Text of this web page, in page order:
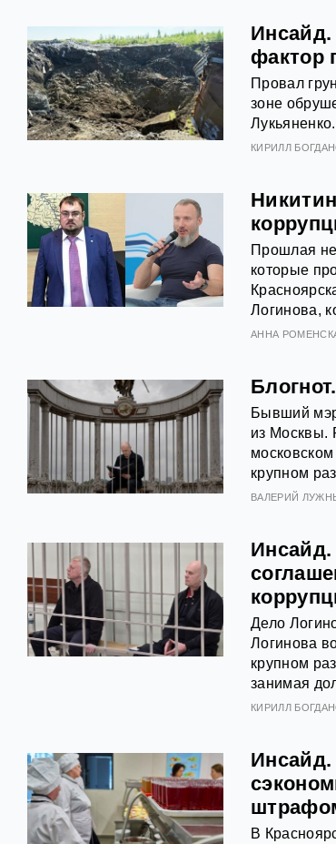
Инсайд.
фактор
Провал
зоне
КИРИЛЛ
Прошлая
которые
Логинова,
АННА
Бывший
из Москвы.
крупном
ВАЛЕРИЙ
Инсайд.
Дело
Логинова
крупном
занимая
КИРИЛЛ
Инсайд.
В